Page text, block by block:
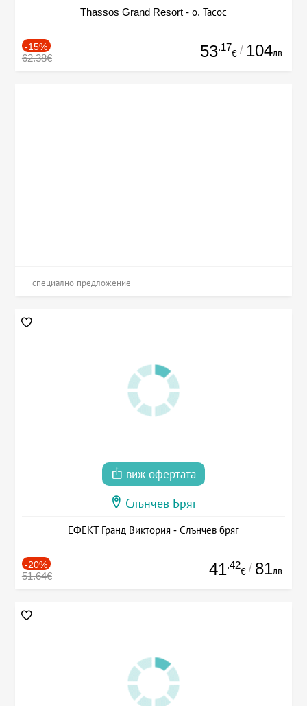
Thassos Grand Resort - о. Тасос
-15%
62.38€ 53.17
€ / 104лв.
специално предложение
виж офертата
Слънчев Бряг
ЕФЕКТ Гранд Виктория - Слънчев бряг
-20%
51.64€ 41.42
€ / 81лв.